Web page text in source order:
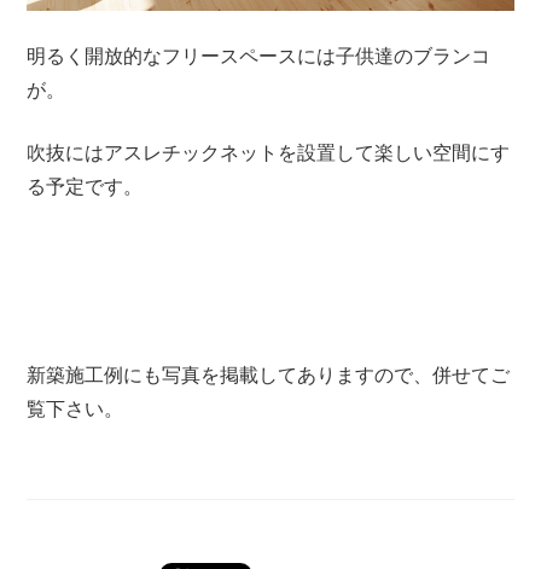
明るく開放的なフリースペースには子供達のブランコ
が。
吹抜にはアスレチックネットを設置して楽しい空間にす
る予定です。
新築施工例にも写真を掲載してありますので、併せてご
覧下さい。